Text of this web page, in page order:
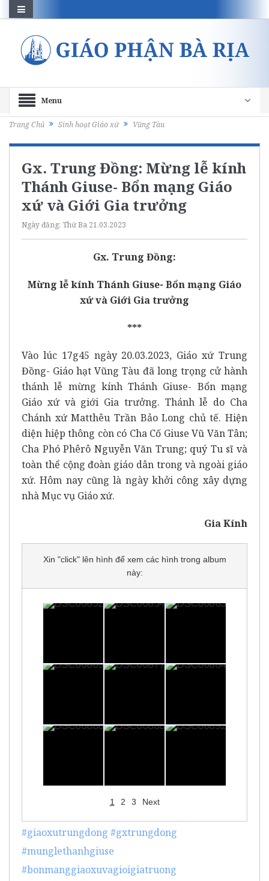
Menu
Trang Chủ Sinh hoạt Giáo xứ Vũng Tàu
Gx. Trung Đồng: Mừng lễ kính
Thánh Giuse- Bổn mạng Giáo
xứ và Giới Gia trưởng
Ngày đăng: Thứ Ba 21.03.2023
Gx. Trung Đồng:
Mừng lễ kính Thánh Giuse- Bổn mạng Giáo
xứ và Giới Gia trưởng
***
Vào lúc 17g45 ngày 20.03.2023, Giáo xứ Trung
Đồng- Giáo hạt Vũng Tàu đã long trọng cử hành
thánh lễ mừng kính Thánh Giuse- Bổn mạng
Giáo xứ và giới Gia trưởng. Thánh lễ do Cha
Chánh xứ Matthêu Trần Bảo Long chủ tế. Hiện
diện hiệp thông còn có Cha Cố Giuse Vũ Văn Tân;
Cha Phó Phêrô Nguyễn Văn Trung; quý Tu sĩ và
toàn thể cộng đoàn giáo dân trong và ngoài giáo
xứ.Hôm nay cũng là ngày khởi công xây dựng
nhà Mục vụ Giáo xứ.
Gia Kính
Xin "click" lên hình để xem các hình trong album
này:
1 2 3 Next
#giaoxutrungdong #gxtrungdong
#munglethanhgiuse
#bonmanggiaoxuvagioigiatruong